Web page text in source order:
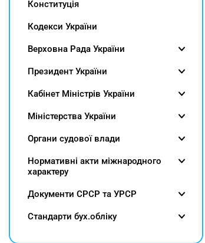
Конституція
Кодекси України
Верховна Рада України
Президент України
Кабінет Міністрів України
Міністерства України
Органи судової влади
Нормативні акти міжнародного
характеру
Документи СРСР та УРСР
Cтандарти бух.обліку